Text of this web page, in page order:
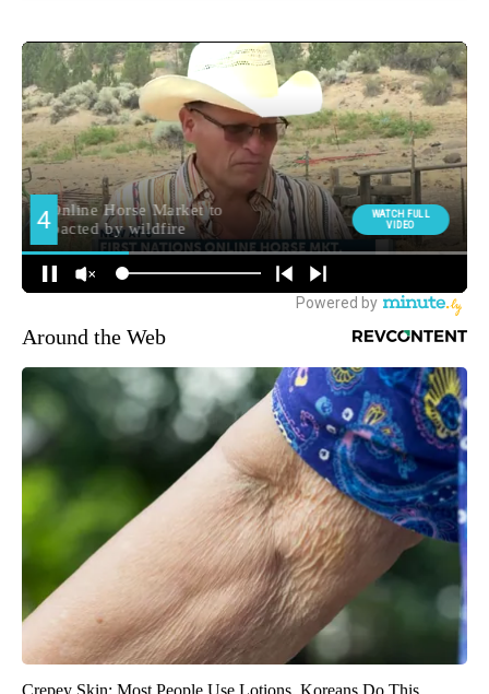
Around the Web
Crepey Skin: Most People Use Lotions. Koreans Do This